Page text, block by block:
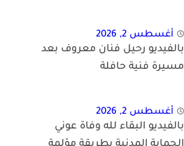
أغسطس 2, 2026
بالفيديو رحيل فنان معروف بعد
مسيرة فنية حافلة
أغسطس 2, 2026
بالفيديو البقاء لله وفاة عوني